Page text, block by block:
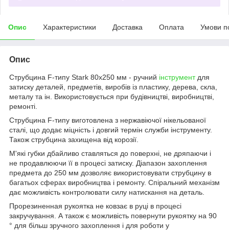
Опис Характеристики Доставка Оплата Умови
Опис
Струбцина F-типу Stark 80x250 мм - ручний інструментдля
затиску деталей, предметів, виробів із пластику, дерева, скла,
металу та ін. Використовується при будівництві, виробництві,
ремонті.
Струбцина F-типу виготовлена з нержавіючої нікельованої
сталі, що додає міцність і довгий термін служби інструменту.
Також струбцина захищена від корозії.
М'які губки дбайливо ставляться до поверхні, не дряпаючи і
не продавлюючи її в процесі затиску. Діапазон захоплення
предмета до 250 мм дозволяє використовувати струбцину в
багатьох сферах виробництва і ремонту. Спіральний механізм
дає можливість контролювати силу натискання на деталь.
Прорезиненная рукоятка не ковзає в руці в процесі
закручування. А також є можливість повернути рукоятку на 90
° для більш зручного захоплення і для роботи у